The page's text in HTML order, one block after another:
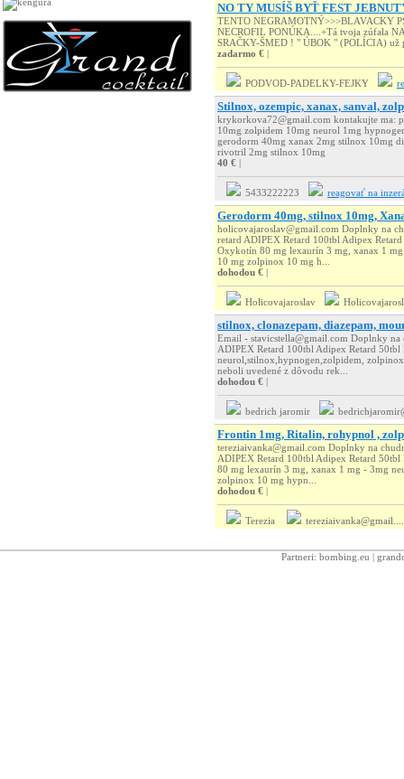
NO TY MUSÍŠ BYŤ FEST
TENTO NEGRAMOTNÝ>>>BLAVACKY
NECROFIL PONÚKA....+Tá tvoja zúfala
SRAČKY-ŠMED ! " ÚBOK " (POLÍCIA)
zadarmo € |
PODVOD-PADELKY-FEJKY
Stilnox, ozempic, xanax, sanval,
krykorkova72@gmail.com kontakujte ma:
10mg zolpidem 10mg neurol 1mg
gerodorm 40mg xanax 2mg stilnox 10mg
rivotril 2mg stilnox 10mg
40 € |
5433222223 reagovať na
Gerodorm 40mg, stilnox 10mg,
holicovajaroslav@gmail.com Doplnky na
retard ADIPEX Retard 100tbl Adipex
Oxykotín 80 mg lexaurín 3 mg, xanax 1
10 mg zolpinox 10 mg h...
dohodou € |
Holicovajaroslav
stilnox, clonazepam, diazepam,
Email - stavicstella@gmail.com Doplnky
ADIPEX Retard 100tbl Adipex Retard
neurol,stilnox,hypnogen,zolpidem,
neboli uvedené z dôvodu rek...
dohodou € |
bedrich jaromir
Frontin 1mg, Ritalin, rohypnol ,
tereziaivanka@gmail.com Doplnky na
ADIPEX Retard 100tbl Adipex Retard
80 mg lexaurín 3 mg, xanax 1 mg - 3mg
zolpinox 10 mg hypn...
dohodou € |
Terezia tereziaivanka@gmail....
Partneri: bombing.eu |